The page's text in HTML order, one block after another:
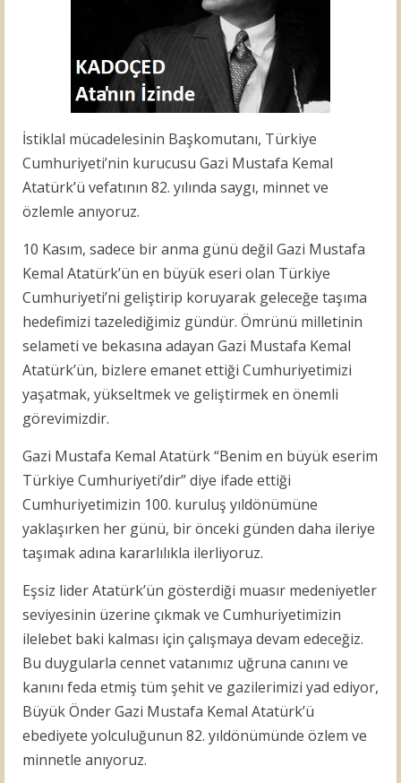
İstiklal mücadelesinin Başkomutanı, Türkiye
Cumhuriyeti’nin kurucusu Gazi Mustafa Kemal
Atatürk’ü vefatının 82. yılında saygı, minnet ve
özlemle anıyoruz.
10 Kasım, sadece bir anma günü değil Gazi Mustafa
Kemal Atatürk’ün en büyük eseri olan Türkiye
Cumhuriyeti’ni geliştirip koruyarak geleceğe taşıma
hedefimizi tazelediğimiz gündür. Ömrünü milletinin
selameti ve bekasına adayan Gazi Mustafa Kemal
Atatürk’ün, bizlere emanet ettiği Cumhuriyetimizi
yaşatmak, yükseltmek ve geliştirmek en önemli
görevimizdir.
Gazi Mustafa Kemal Atatürk “Benim en büyük eserim
Türkiye Cumhuriyeti’dir” diye ifade ettiği
Cumhuriyetimizin 100. kuruluş yıldönümüne
yaklaşırken her günü, bir önceki günden daha ileriye
taşımak adına kararlılıkla ilerliyoruz.
Eşsiz lider Atatürk’ün gösterdiği muasır medeniyetler
seviyesinin üzerine çıkmak ve Cumhuriyetimizin
ilelebet baki kalması için çalışmaya devam edeceğiz.
Bu duygularla cennet vatanımız uğruna canını ve
kanını feda etmiş tüm şehit ve gazilerimizi yad ediyor,
Büyük Önder Gazi Mustafa Kemal Atatürk’ü
ebediyete yolculuğunun 82. yıldönümünde özlem ve
minnetle anıyoruz.